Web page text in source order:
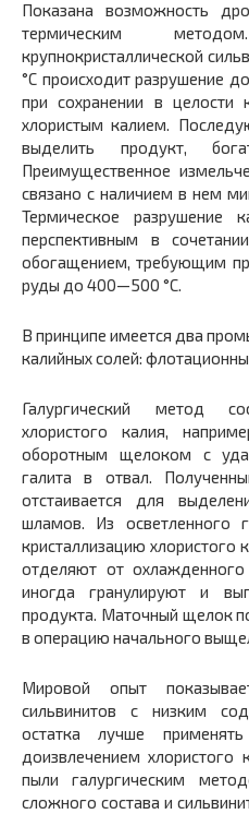
Показана возможность
термическим
крупнокристаллической
°С происходит разрушение
при сохранении в целости
хлористым калием.
выделить продукт,
Преимущественное
связано с наличием в нем
Термическое разрушение
перспективным в
обогащением, требующим
руды до 400—500 °С.
В принципе имеется два
калийных солей:
Галургический метод
хлористого калия,
оборотным щелоком с
галита в отвал.
отстаивается для
шламов. Из осветленного
кристаллизацию хлористого
отделяют от
иногда гранулируют и
продукта. Маточный щелок
в операцию начального
Мировой опыт
сильвинитов с низким
остатка лучше
доизвлечением
пыли галургическим
сложного состава и